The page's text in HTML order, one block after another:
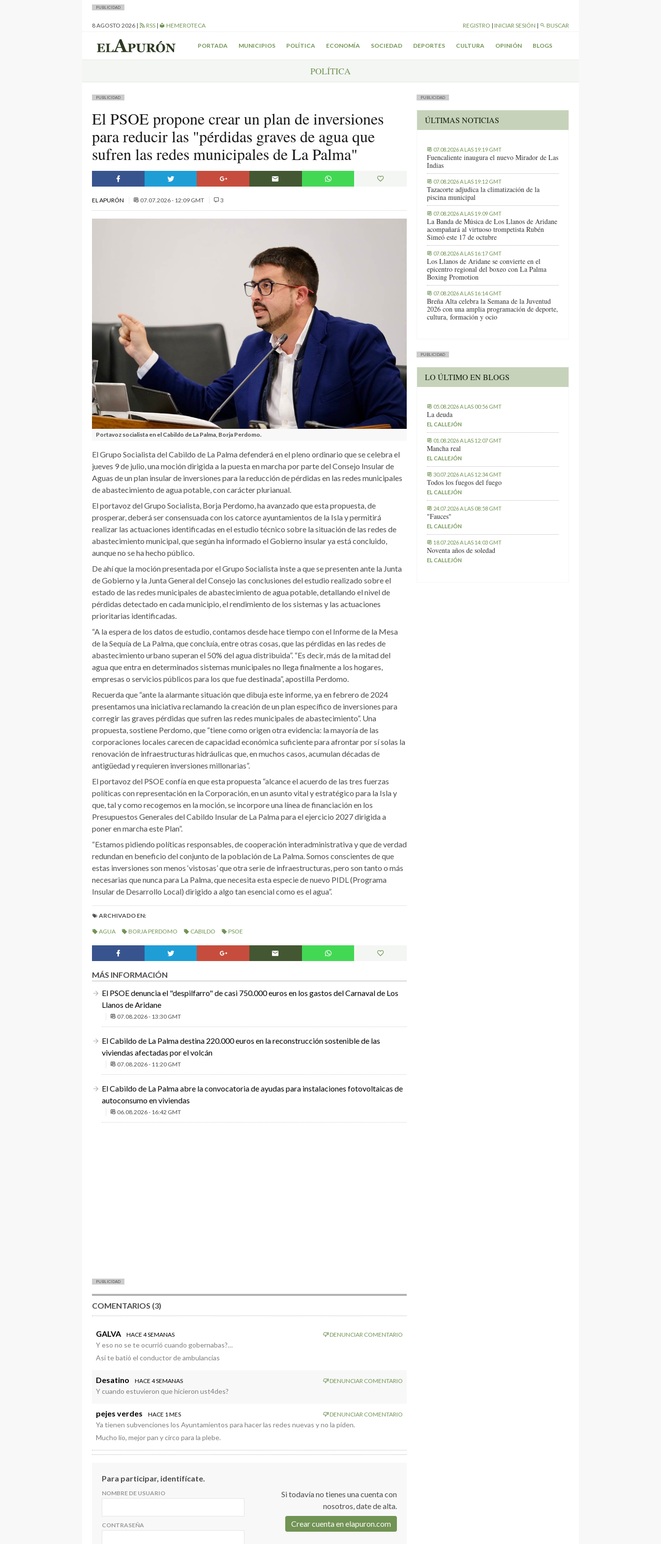
PUBLICIDAD
8 AGOSTO 2026 | RSS | HEMEROTECA REGISTRO | INICIAR SESIÓN | BUSCAR
PORTADA MUNICIPIOS POLÍTICA ECONOMÍA SOCIEDAD DEPORTES CULTURA OPINIÓN BLOGS
POLÍTICA
PUBLICIDAD
El PSOE propone crear un plan de inversiones
para reducir las "pérdidas graves de agua que
sufren las redes municipales de La Palma"
EL APURÓN 07.07.2026 - 12:09 GMT 3
Portavoz socialista en el Cabildo de La Palma, Borja Perdomo.
El Grupo Socialista del Cabildo de La Palma defenderá en el pleno ordinario que se celebra el
jueves 9 de julio, una moción dirigida a la puesta en marcha por parte del Consejo Insular de
Aguas de un plan insular de inversiones para la reducción de pérdidas en las redes municipales
de abastecimiento de agua potable, con carácter plurianual.
El portavoz del Grupo Socialista, Borja Perdomo, ha avanzado que esta propuesta, de
prosperar, deberá ser consensuada con los catorce ayuntamientos de la Isla y permitirá
realizar las actuaciones identificadas en el estudio técnico sobre la situación de las redes de
abastecimiento municipal, que según ha informado el Gobierno insular ya está concluido,
aunque no se ha hecho público.
De ahí que la moción presentada por el Grupo Socialista inste a que se presenten ante la Junta
de Gobierno y la Junta General del Consejo las conclusiones del estudio realizado sobre el
estado de las redes municipales de abastecimiento de agua potable, detallando el nivel de
pérdidas detectado en cada municipio, el rendimiento de los sistemas y las actuaciones
prioritarias identificadas.
“A la espera de los datos de estudio, contamos desde hace tiempo con el Informe de la Mesa
de la Sequía de La Palma, que concluía, entre otras cosas, que las pérdidas en las redes de
abastecimiento urbano superan el 50% del agua distribuida”. “Es decir, más de la mitad del
agua que entra en determinados sistemas municipales no llega finalmente a los hogares,
empresas o servicios públicos para los que fue destinada”, apostilla Perdomo.
Recuerda que “ante la alarmante situación que dibuja este informe, ya en febrero de 2024
presentamos una iniciativa reclamando la creación de un plan específico de inversiones para
corregir las graves pérdidas que sufren las redes municipales de abastecimiento”. Una
propuesta, sostiene Perdomo, que “tiene como origen otra evidencia: la mayoría de las
corporaciones locales carecen de capacidad económica suficiente para afrontar por sí solas la
renovación de infraestructuras hidráulicas que, en muchos casos, acumulan décadas de
antigüedad y requieren inversiones millonarias”.
El portavoz del PSOE confía en que esta propuesta “alcance el acuerdo de las tres fuerzas
políticas con representación en la Corporación, en un asunto vital y estratégico para la Isla y
que, tal y como recogemos en la moción, se incorpore una línea de financiación en los
Presupuestos Generales del Cabildo Insular de La Palma para el ejercicio 2027 dirigida a
poner en marcha este Plan”.
“Estamos pidiendo políticas responsables, de cooperación interadministrativa y que de verdad
redundan en beneficio del conjunto de la población de La Palma. Somos conscientes de que
estas inversiones son menos ‘vistosas’ que otra serie de infraestructuras, pero son tanto o más
necesarias que nunca para La Palma, que necesita esta especie de nuevo PIDL (Programa
Insular de Desarrollo Local) dirigido a algo tan esencial como es el agua”.
ARCHIVADO EN:
AGUA BORJA PERDOMO CABILDO PSOE
MÁS INFORMACIÓN
El PSOE denuncia el "despilfarro" de casi 750.000 euros en los gastos del Carnaval de Los
Llanos de Aridane
07.08.2026 - 13:30 GMT
El Cabildo de La Palma destina 220.000 euros en la reconstrucción sostenible de las
viviendas afectadas por el volcán
07.08.2026 - 11:20 GMT
El Cabildo de La Palma abre la convocatoria de ayudas para instalaciones fotovoltaicas de
autoconsumo en viviendas
06.08.2026 - 16:42 GMT
PUBLICIDAD
COMENTARIOS (3)
GALVA HACE 4 SEMANAS DENUNCIAR COMENTARIO
Y eso no se te ocurrió cuando gobernabas?…
Asi te batió el conductor de ambulancias
Desatino HACE 4 SEMANAS DENUNCIAR COMENTARIO
Y cuando estuvieron que hicieron ust4des?
pejes verdes HACE 1 MES DENUNCIAR COMENTARIO
Ya tienen subvenciones los Ayuntamientos para hacer las redes nuevas y no la piden.
Mucho lío, mejor pan y circo para la plebe.
Para participar, identifícate.
NOMBRE DE USUARIO
CONTRASEÑA
Si todavía no tienes una cuenta con
nosotros, date de alta.
Crear cuenta en elapuron.com
PUBLICIDAD
ÚLTIMAS NOTICIAS
07.08.2026 A LAS 19:19 GMT
Fuencaliente inaugura el nuevo Mirador de Las
Indias
07.08.2026 A LAS 19:12 GMT
Tazacorte adjudica la climatización de la
piscina municipal
07.08.2026 A LAS 19:09 GMT
La Banda de Música de Los Llanos de Aridane
acompañará al virtuoso trompetista Rubén
Simeó este 17 de octubre
07.08.2026 A LAS 16:17 GMT
Los Llanos de Aridane se convierte en el
epicentro regional del boxeo con La Palma
Boxing Promotion
07.08.2026 A LAS 16:14 GMT
Breña Alta celebra la Semana de la Juventud
2026 con una amplia programación de deporte,
cultura, formación y ocio
PUBLICIDAD
LO ÚLTIMO EN BLOGS
05.08.2026 A LAS 00:56 GMT
La deuda
EL CALLEJÓN
01.08.2026 A LAS 12:07 GMT
Mancha real
EL CALLEJÓN
30.07.2026 A LAS 12:34 GMT
Todos los fuegos del fuego
EL CALLEJÓN
24.07.2026 A LAS 08:58 GMT
"Fauces"
EL CALLEJÓN
18.07.2026 A LAS 14:03 GMT
Noventa años de soledad
EL CALLEJÓN